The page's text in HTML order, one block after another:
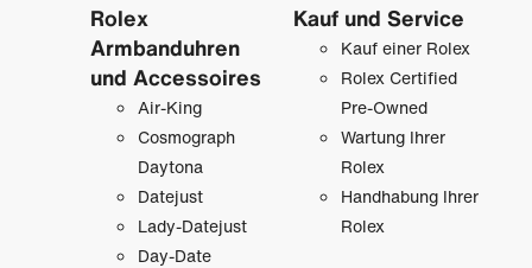
Rolex
Armbanduhren
und Accessoires
Air-King
Cosmograph
Daytona
Datejust
Lady-Datejust
Day-Date
Kauf und Service
Kauf einer Rolex
Rolex Certified
Pre-Owned
Wartung Ihrer
Rolex
Handhabung Ihrer
Rolex